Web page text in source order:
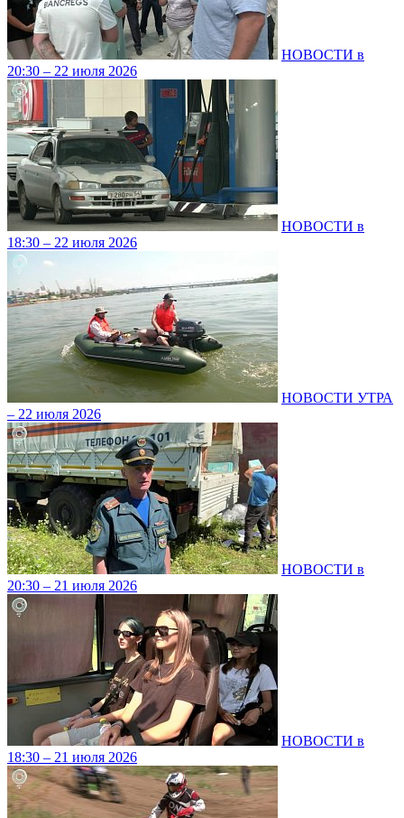
НОВОСТИ в
20:30 – 22 июля 2026
НОВОСТИ в
18:30 – 22 июля 2026
НОВОСТИ УТРА
– 22 июля 2026
НОВОСТИ в
20:30 – 21 июля 2026
НОВОСТИ в
18:30 – 21 июля 2026